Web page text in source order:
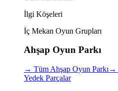
İlgi Köşeleri
İç Mekan Oyun Grupları
Ahşap Oyun Parkı
→ Tüm Ahşap Oyun Parkı →
Yedek Parçalar